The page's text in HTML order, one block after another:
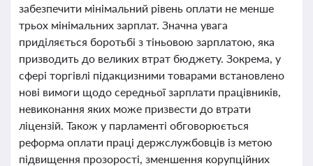
забезпечити мінімальний рівень оплати не менше
трьох мінімальних зарплат. Значна увага
приділяється боротьбі з тіньовою зарплатою, яка
призводить до великих втрат бюджету. Зокрема, у
сфері торгівлі підакцизними товарами встановлено
нові вимоги щодо середньої зарплати працівників,
невиконання яких може призвести до втрати
ліцензій. Також у парламенті обговорюється
реформа оплати праці держслужбовців із метою
підвищення прозорості, зменшення корупційних